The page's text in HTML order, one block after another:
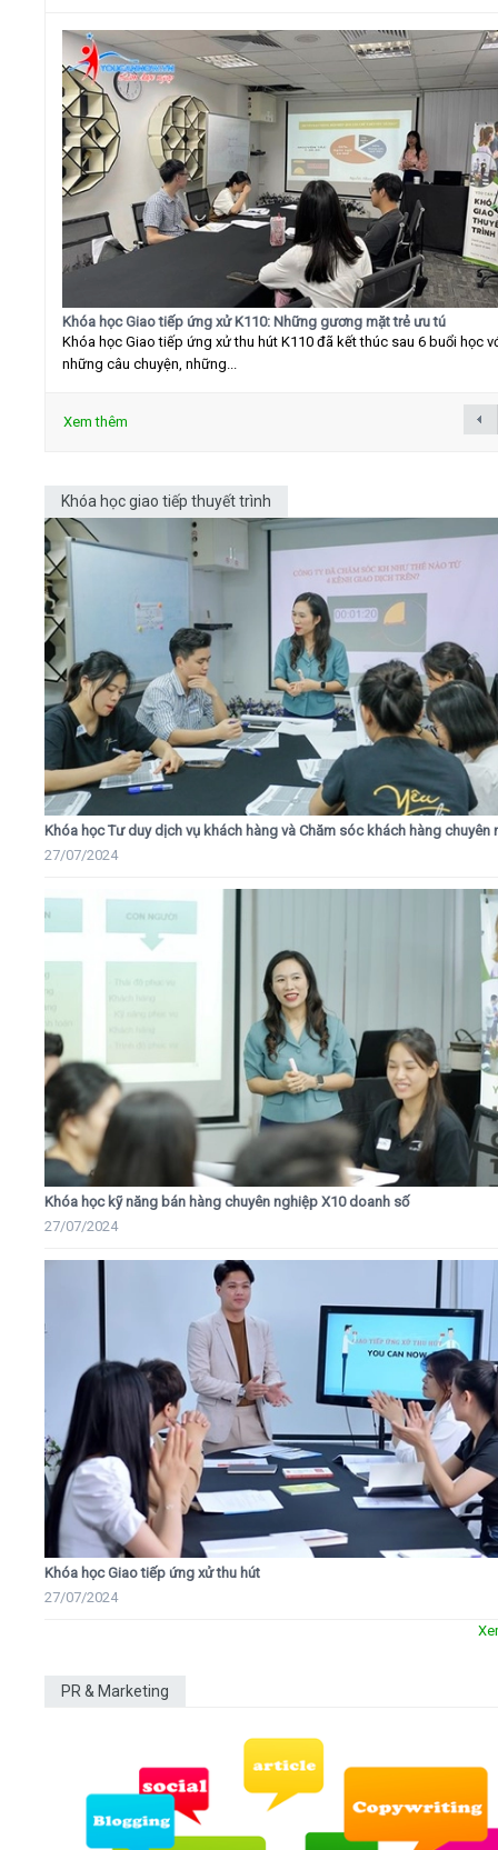
Khóa học Giao tiếp ứng xử K110: Những gương mặt trẻ ưu tú
Khóa học Giao tiếp ứng xử thu hút K110 đã kết thúc sau 6 buổi học
những câu chuyện, những...
Xem thêm
Khóa học giao tiếp thuyết trình
Khóa học Tư duy dịch vụ khách hàng và Chăm sóc khách hàng chuyên
27/07/2024
Khóa học kỹ năng bán hàng chuyên nghiệp X10 doanh số
27/07/2024
Khóa học Giao tiếp ứng xử thu hút
27/07/2024
PR & Marketing